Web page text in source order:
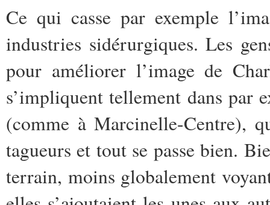
Ce qui casse par exemple
industries sidérurgiques. Les
pour améliorer l’image de
s’impliquent tellement dans par
(comme à Marcinelle-Centre),
tagueurs et tout se passe bien.
terrain, moins globalement